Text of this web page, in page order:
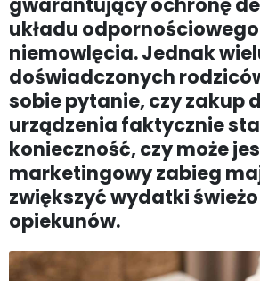
układu odpornościowego
niemowlęcia. Jednak
doświadczonych
sobie pytanie, czy zakup
urządzenia faktycznie
konieczność, czy może
marketingowy zabieg
zwiększyć wydatki
opiekunów.